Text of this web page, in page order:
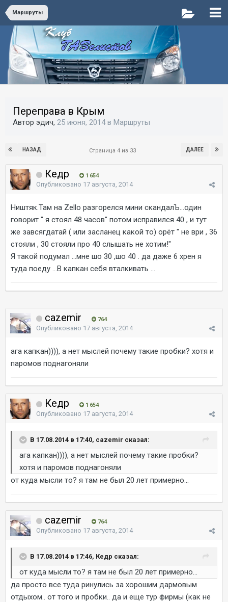
Маршруты
Переправа в Крым
Автор эдич, 25 июня, 2014в Маршруты
НАЗАД ДАЛЕЕ
Страница 4 из 33
Кедр 1 654
Опубликовано 17 августа, 2014
Ништяк.Там на Zello разгорелся мини скандалЪ...один
говорит " я стоял 48 часов" потом исправился 40 , и тут
же завсягдатай ( или засланец какой то) орёт " не ври , 36
стояли , 30 стояли про 40 слышать не хотим!"
Я такой подумал ...мне шо 30 ,шо 40 . да даже 6 хрен я
туда поеду ...В капкан себя вталкивать ...
cazemir 764
Опубликовано 17 августа, 2014
ага капкан)))), а нет мыслей почему такие пробки? хотя и
паромов поднагоняли
Кедр 1 654
Опубликовано 17 августа, 2014
В 17.08.2014 в 17:40, cazemir сказал:
ага капкан)))), а нет мыслей почему такие пробки?
хотя и паромов поднагоняли
от куда мысли то? я там не был 20 лет примерно...
cazemir 764
Опубликовано 17 августа, 2014
В 17.08.2014 в 17:46, Кедр сказал:
от куда мысли то? я там не был 20 лет примерно...
да просто все туда ринулись за хорошим дармовым
отдыхом.. от того и пробки.. да и еще тур фирмы (как не